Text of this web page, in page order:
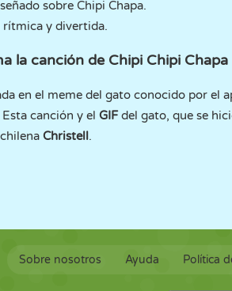
sobre Chipi Chapa.
rítmica y divertida.
la canción de Chipi Chipi Chapa
en el meme del gato conocido por el
Esta canción y el GIFdel gato, que se
Christell.
Sobre nosotros Ayuda Política